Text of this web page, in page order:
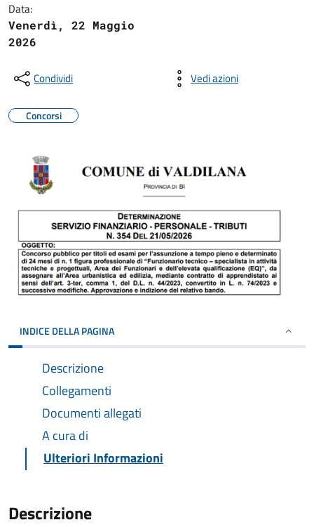
Data:
Venerdì, 22 Maggio
2026
Condividi Vedi azioni
Concorsi
INDICE DELLA PAGINA
Descrizione
Collegamenti
Documenti allegati
A cura di
Ulteriori Informazioni
Descrizione